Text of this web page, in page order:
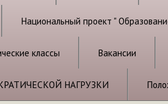
Национальный проект "
классы Вакансии
НАГРУЗКИ